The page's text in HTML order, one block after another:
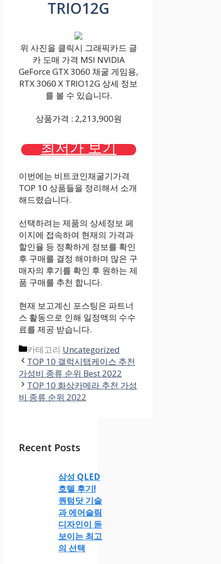
TRIO12G
위 사진을 클릭시 그래픽카드 글
카 도매 가격 MSI NVIDIA
GeForce GTX 3060 채굴 게임용,
RTX 3060 X TRIO12G 상세 정보
를 볼 수 있습니다.
상품가격 : 2,213,900원
최저가 보기
이번에는 비트코인채굴기가격
TOP 10 상품들을 정리해서 소개
해드렸습니다.
선택하려는 제품의 상세정보 페
이지에 접속하여 현재의 가격과
할인율 등 정확하게 정보를 확인
후 구매를 결정 해야하며 많은 구
매자의 후기를 확인 후 원하는 제
품 구매를 추천 합니다.
현재 보고계신 포스팅은 파트너
스 활동으로 인해 일정액의 수수
료를 제공 받습니다.
카테고리 Uncategorized
TOP 10 갤럭시탭케이스 추천
가성비 종류 순위 Best 2022
TOP 10 화상카메라 추천 가성
비 종류 순위 2022
Recent Posts
삼성 QLED
호텔 후기!
퀀텀닷 기술
과 에어슬림
디자인이 돋
보이는 최고
의 선택